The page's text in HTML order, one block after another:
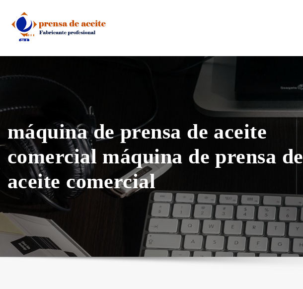
content
máquina de prensa de aceite
comercial máquina de prensa de
aceite comercial